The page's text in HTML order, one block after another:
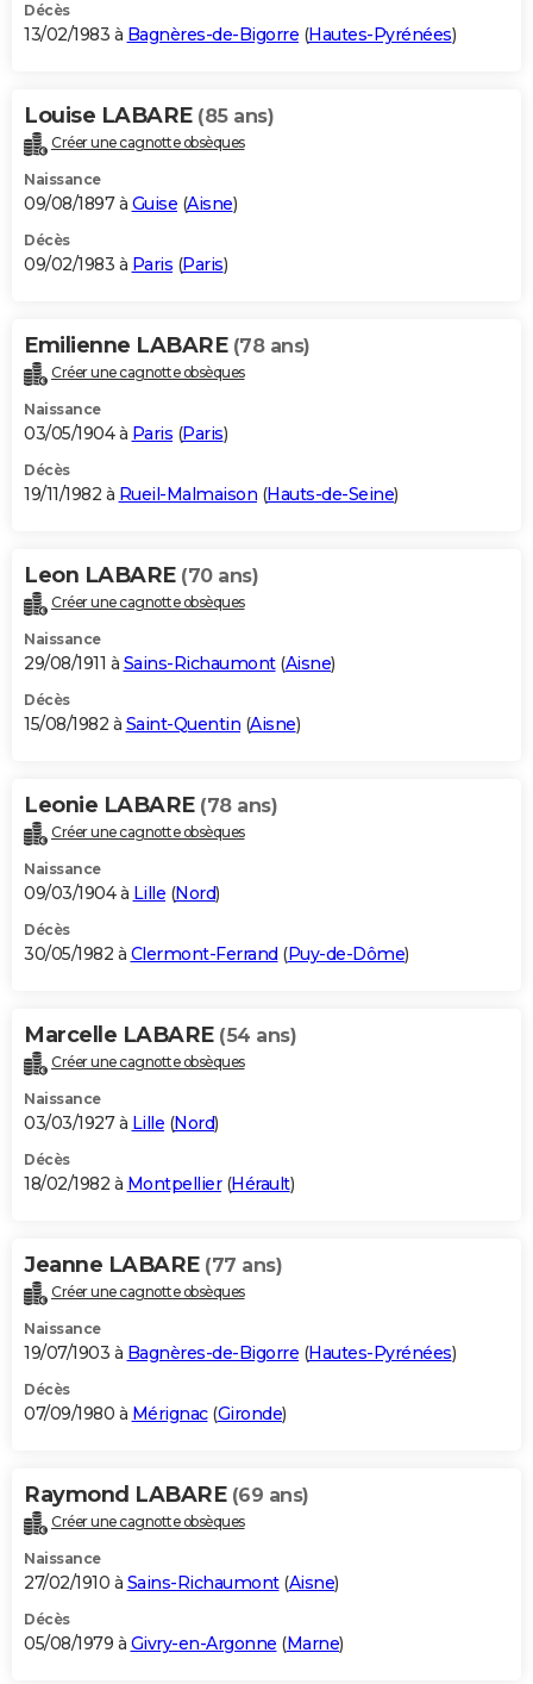
Décès
13/02/1983 à Bagnères-de-Bigorre (Hautes-Pyrénées)
Louise LABARE (85 ans)
Créer une cagnotte obsèques
Naissance
09/08/1897 à Guise (Aisne)
Décès
09/02/1983 à Paris (Paris)
Emilienne LABARE (78 ans)
Créer une cagnotte obsèques
Naissance
03/05/1904 à Paris (Paris)
Décès
19/11/1982 à Rueil-Malmaison (Hauts-de-Seine)
Leon LABARE (70 ans)
Créer une cagnotte obsèques
Naissance
29/08/1911 à Sains-Richaumont(Aisne)
Décès
15/08/1982 à Saint-Quentin (Aisne)
Leonie LABARE (78 ans)
Créer une cagnotte obsèques
Naissance
09/03/1904 à Lille (Nord)
Décès
30/05/1982 à Clermont-Ferrand (Puy-de-Dôme)
Marcelle LABARE (54 ans)
Créer une cagnotte obsèques
Naissance
03/03/1927 à Lille (Nord)
Décès
18/02/1982 à Montpellier(Hérault)
Jeanne LABARE (77 ans)
Créer une cagnotte obsèques
Naissance
19/07/1903 à Bagnères-de-Bigorre (Hautes-Pyrénées)
Décès
07/09/1980 à Mérignac(Gironde)
Raymond LABARE (69 ans)
Créer une cagnotte obsèques
Naissance
27/02/1910 à Sains-Richaumont(Aisne)
Décès
05/08/1979 à Givry-en-Argonne (Marne)